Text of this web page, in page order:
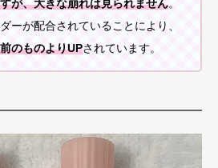
が、大きな崩れは見られません。
ーが配合されていることにより、
のものよりUPされています。